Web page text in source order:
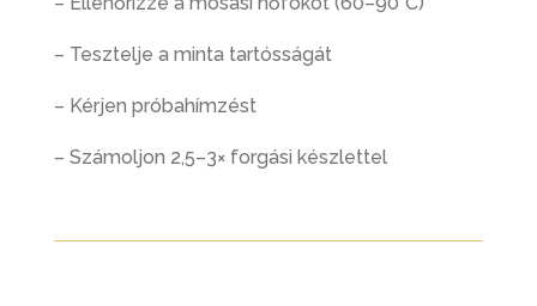
– Tesztelje a minta tartósságát
– Kérjen próbahímzést
– Számoljon 2,5–3× forgási készlettel